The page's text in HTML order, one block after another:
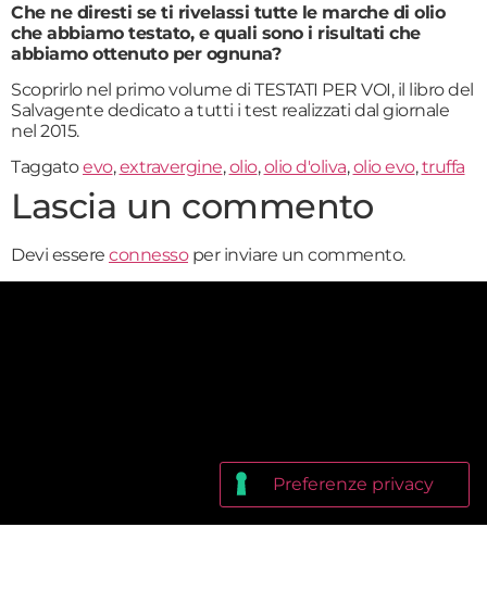
Che ne diresti se ti rivelassi tutte le marche di olio
che abbiamo testato, e quali sono i risultati che
abbiamo ottenuto per ognuna?
Scoprirlo nel primo volume di TESTATI PER VOI, il libro del
Salvagente dedicato a tutti i test realizzati dal giornale
nel 2015.
Taggatoevo,extravergine,olio,olio d'oliva,olio evo,truffa
Lascia un commento
Devi essere connessoper inviare un commento.